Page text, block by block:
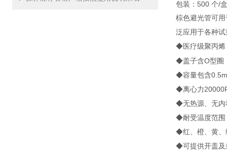
包装：500 个/
棕色避光管可
泛应用于各种
◆医疗级聚丙烯
◆盖子含O型圈
◆容量包含
◆离心力
◆无热源、无内
◆耐受温度范
◆红、橙、黄、
◆可提供开盖及